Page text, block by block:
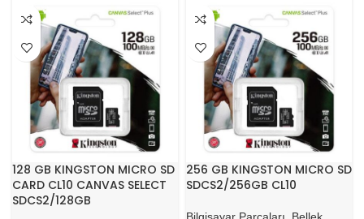
128 GB KINGSTON MICRO SD
CARD CL10 CANVAS SELECT
SDCS2/128GB
256 GB KINGSTON MICRO SD
SDCS2/256GB CL10